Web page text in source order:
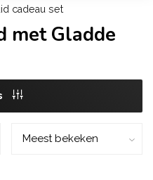
cadeau set
met Gladde